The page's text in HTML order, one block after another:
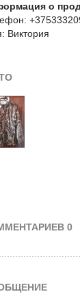
о
Виктория
0